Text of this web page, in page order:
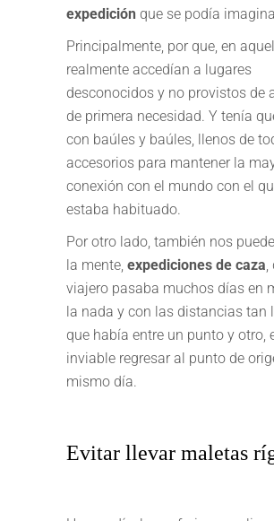
expedición que se podía
Principalmente, por que, en
realmente accedían a lugares
desconocidos y no provistos de
de primera necesidad. Y tenía
con baúles y baúles, llenos de
accesorios para mantener la
conexión con el mundo con el
estaba habituado.
Por otro lado, también nos
la mente, expediciones de caza
viajero pasaba muchos días en
la nada y con las distancias tan
que había entre un punto y otro,
inviable regresar al punto de
mismo día.
Evitar llevar maletas